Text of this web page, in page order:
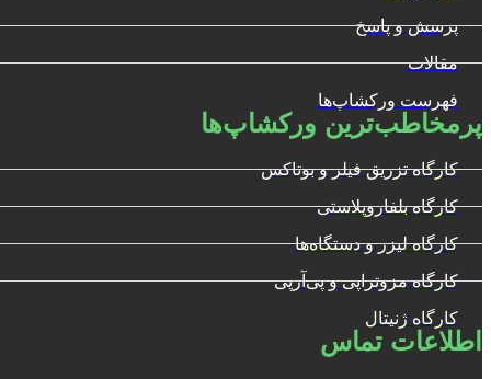
پرسش و پاسخ
مقالات
فهرست ورکشاپ‌ها
پرمخاطب‌ترین ورکشاپ‌ها
کارگاه تزریق فیلر و بوتاکس
کارگاه بلفاروپلاستی
کارگاه لیزر و دستگاه‌ها
کارگاه مزوتراپی و پی‌آرپی
کارگاه ژنیتال
اطلاعات تماس